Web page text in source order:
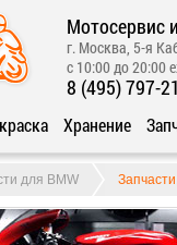
Мотосервис
г. Москва, 5-я
с 10:00 до 20:00
8 (495) 797-
Хранение
для BMW